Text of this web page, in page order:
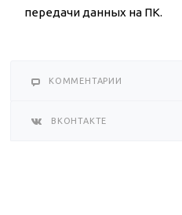
передачи данных на ПК.
КОММЕНТАРИИ
ВКОНТАКТЕ